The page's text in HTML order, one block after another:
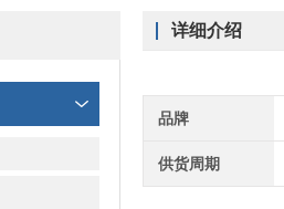
详细介绍
品牌
供货周期